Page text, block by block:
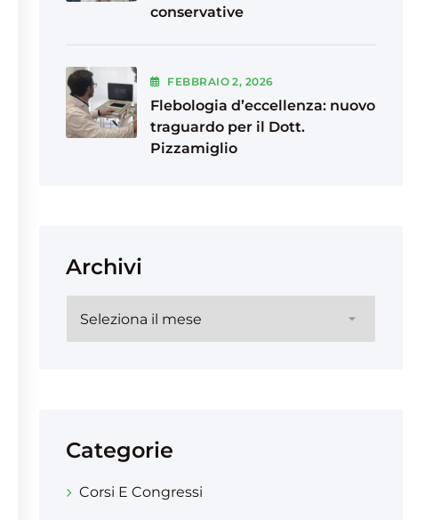
conservative
FEBBRAIO2, 2026
Flebologia d’eccellenza: nuovo
traguardo per il Dott.
Pizzamiglio
Archivi
Categorie
Corsi E Congressi